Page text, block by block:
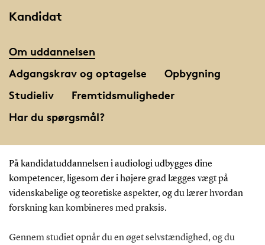
Kandidat
Om uddannelsen
Adgangskrav og optagelse
Opbygning
Studieliv
Fremtidsmuligheder
Har du spørgsmål?
På kandidatuddannelsen i audiologi udbygges dine
kompetencer, ligesom der i højere grad lægges vægt på
videnskabelige og teoretiske aspekter, og du lærer hvordan
forskning kan kombineres med praksis.
Gennem studiet opnår du en øget selvstændighed, og du